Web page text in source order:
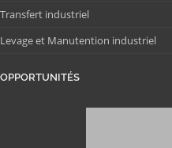
Transfert industriel
Levage et Manutention industriel
OPPORTUNITÉS